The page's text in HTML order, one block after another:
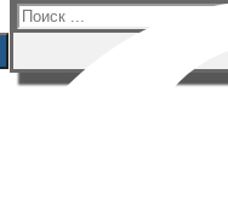
Искать: